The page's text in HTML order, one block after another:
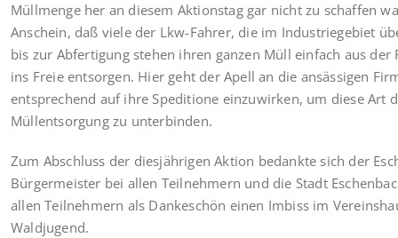
Müllmenge her an diesem Aktionstag gar nicht zu schaffen
Anschein, daß viele der Lkw-Fahrer, die im Industriegebiet
bis zur Abfertigung stehen ihren ganzen Müll einfach aus der
ins Freie entsorgen. Hier geht der Apell an die ansässigen
entsprechend auf ihre Speditione einzuwirken, um diese Art
Müllentsorgung zu unterbinden.
Zum Abschluss der diesjährigen Aktion bedankte sich der
Bürgermeister bei allen Teilnehmern und die Stadt
allen Teilnehmern als Dankeschön einen Imbiss im
Waldjugend.